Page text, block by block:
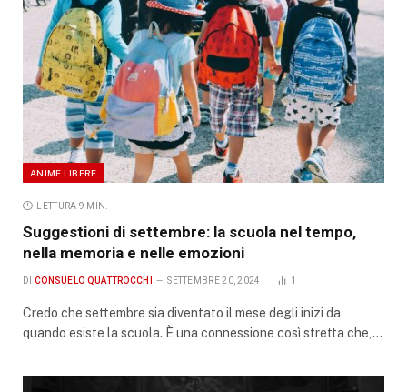
ANIME LIBERE
LETTURA 9 MIN.
Suggestioni di settembre: la scuola nel tempo,
nella memoria e nelle emozioni
DI CONSUELO QUATTROCCHI SETTEMBRE 20, 2024 1
Credo che settembre sia diventato il mese degli inizi da
quando esiste la scuola. È una connessione così stretta che,…